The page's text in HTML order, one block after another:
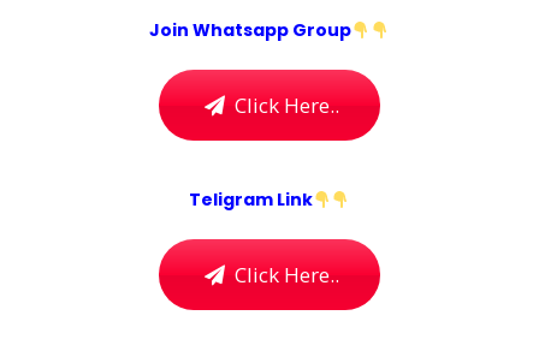
Join Whatsapp Group
Click Here..
Teligram Link
Click Here..